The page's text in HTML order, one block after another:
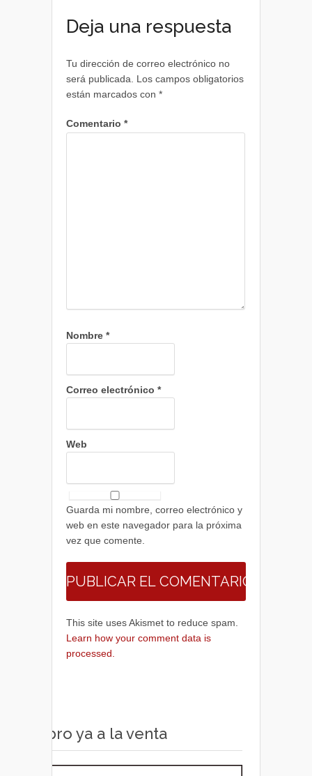
Deja una respuesta
Tu dirección de correo electrónico no
será publicada.
Los campos obligatorios
están marcados con *
Comentario *
Nombre *
Correo electrónico *
Web
Guarda mi nombre, correo electrónico y
web en este navegador para la próxima
vez que comente.
This site uses Akismet to reduce spam.
Learn how your comment data is
processed.
Libro ya a la venta